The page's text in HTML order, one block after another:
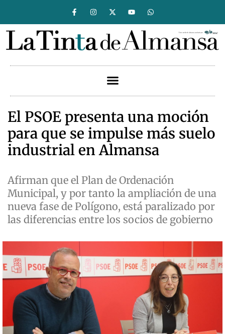
El PSOE presenta una moción
para que se impulse más suelo
industrial en Almansa
Afirman que el Plan de Ordenación
Municipal, y por tanto la ampliación de una
nueva fase de Polígono, está paralizado por
las diferencias entre los socios de gobierno